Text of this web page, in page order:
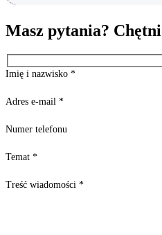
Masz pytania?
Imię i nazwisko *
Adres e-mail *
Numer telefonu
Temat *
Treść wiadomości *